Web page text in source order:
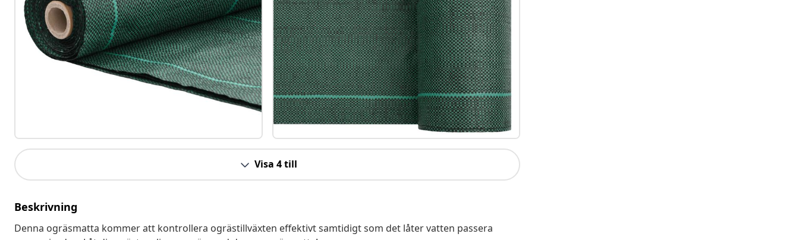
Visa 4 till
Beskrivning
Denna ogräsmatta kommer att kontrollera ogrästillväxten effektivt samtidigt som det låter vatten passera